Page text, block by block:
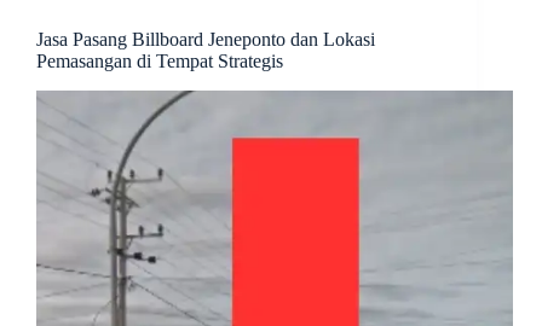
Jasa Pasang Billboard Jeneponto dan Lokasi
Pemasangan di Tempat Strategis